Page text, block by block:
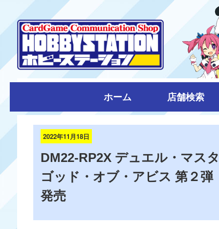
ホーム 店舗検索
2022年11月18日
DM22-RP2X デュエル・マス
ゴッド・オブ・アビス 第２弾
発売